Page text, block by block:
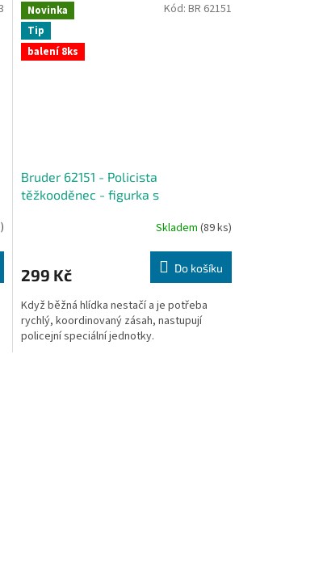
Novinka
Tip
balení 8ks
Bruder 62151 - Policista
těžkooděnec - figurka s
Skladem (89 ks)
299 Kč Do košíku
Když běžná hlídka nestačí a je potřeba
rychlý, koordinovaný zásah, nastupují
policejní speciální jednotky.
Kód: BR 62151